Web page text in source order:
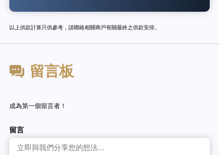
以上供款計算只供參考，請聯絡相關商戶有關最終之供款安排。
留言板
成為第一個留言者！
留言